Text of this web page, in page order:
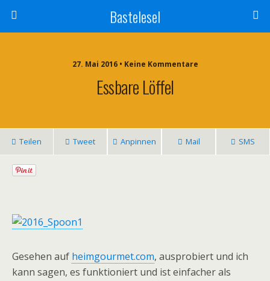
Bastelesel
27. Mai 2016 • Keine Kommentare
Essbare Löffel
Teilen Tweet Anpinnen Mail SMS
Gesehen auf heimgourmet.com, ausprobiert und ich
kann sagen, es funktioniert und ist einfacher als